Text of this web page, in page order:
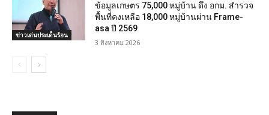
ข่าวเด่นประเด็นร้อน
ข้อมูลเกษตร 75,000 หมู่บ้าน ดึง อกม. สำรวจ
พื้นที่คงเหลือ 18,000 หมู่บ้านผ่าน Frame-
asa ปี 2569
3 สิงหาคม 2026